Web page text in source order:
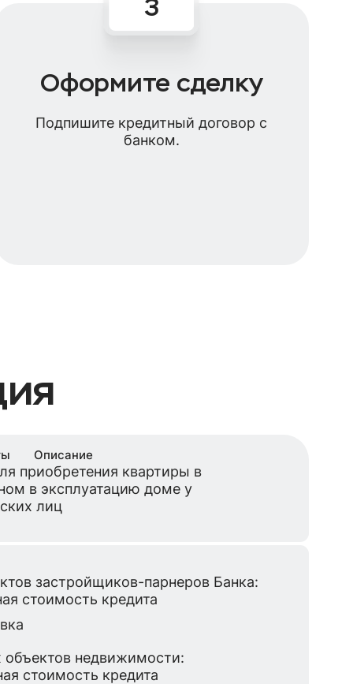
Оформите сделку
Подпишите кредитный договор с
банком.
Описание
приобретения квартиры в
в эксплуатацию доме у
лиц
застройщиков-парнеров Банка:
стоимость кредита
недвижимости:
стоимость кредита